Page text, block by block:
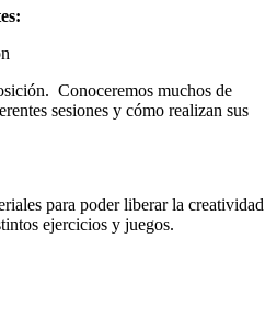
Conoceremos muchos de
sesiones y cómo realizan sus
para poder liberar la creatividad
ejercicios y juegos.